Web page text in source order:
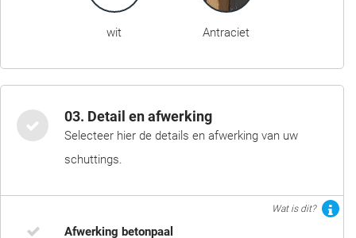
wit Antraciet
03. Detail en afwerking
Selecteer hier de details en afwerking van uw
schuttings.
Wat is dit?
Afwerking betonpaal